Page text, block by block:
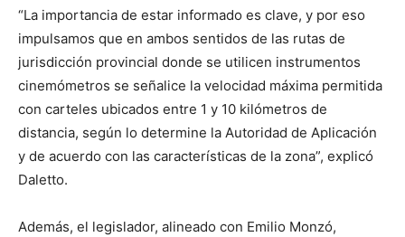
“La importancia de estar informado es clave, y por eso
impulsamos que en ambos sentidos de las rutas de
jurisdicción provincial donde se utilicen instrumentos
cinemómetros se señalice la velocidad máxima permitida
con carteles ubicados entre 1 y 10 kilómetros de
distancia, según lo determine la Autoridad de Aplicación
y de acuerdo con las características de la zona”, explicó
Daletto.
Además, el legislador, alineado con Emilio Monzó,